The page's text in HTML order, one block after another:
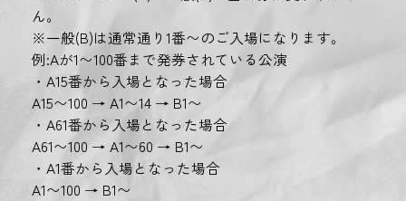
ん。
※一般(B)は通常通り1番〜のご入場になります。
例:Aが1〜100番まで発券されている公演
・A15番から入場となった場合
A15〜100 → A1〜14 → B1〜
・A61番から入場となった場合
A61〜100 → A1〜60 → B1〜
・A1番から入場となった場合
A1〜100 → B1〜